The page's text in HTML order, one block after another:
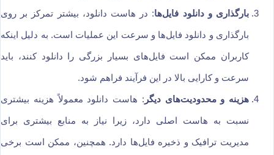
بارگذاری و دانلود فایل‌ها: در هاست دانلود، بیشتر تمرکز بر روی
بارگذاری و دانلود فایل‌ها و سرعت این عملیات است. به دلیل اینکه
کاربران ممکن است فایل‌های بسیار بزرگی را دانلود کنند، باید
سرعت و کارایی بالا در این فرآیند فراهم شود.
هزینه و محدودیت‌های دیگر : هاست دانلود معمولاً هزینه بیشتری
نسبت به هاست اصلی دارد، زیرا نیاز به منابع بیشتری برای
مدیریت ترافیک و ذخیره فایل‌ها دارد. همچنین، ممکن است برخی